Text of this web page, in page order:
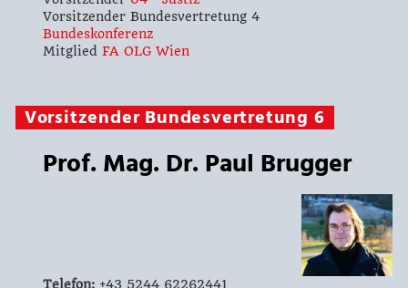
Vorsitzender Bundesvertretung 4
Bundeskonferenz
Mitglied FA OLG Wien
Vorsitzender Bundesvertretung 6
Prof. Mag. Dr. Paul Brugger
Telefon:+43 5244 62262441